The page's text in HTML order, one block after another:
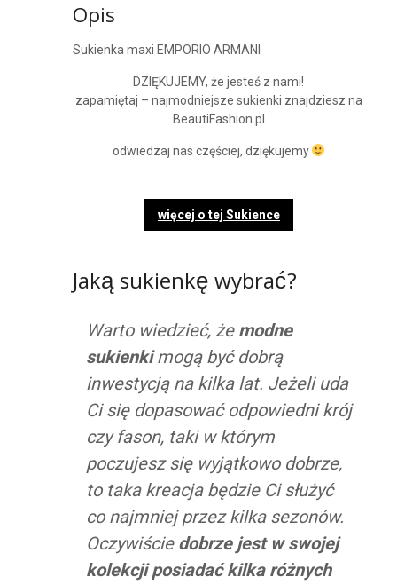
Opis
Sukienka maxi EMPORIO ARMANI
DZIĘKUJEMY, że jesteś z nami!
zapamiętaj – najmodniejsze sukienki znajdziesz na
BeautiFashion.pl
odwiedzaj nas częściej, dziękujemy
więcej o tej Sukience
Jaką sukienkę wybrać?
Warto wiedzieć, że modne
sukienkimogą być dobrą
inwestycją na kilka lat. Jeżeli uda
Ci się dopasować odpowiedni krój
czy fason, taki w którym
poczujesz się wyjątkowo dobrze,
to taka kreacja będzie Ci służyć
co najmniej przez kilka sezonów.
Oczywiście dobrze jest w swojej
kolekcji posiadać kilka różnych